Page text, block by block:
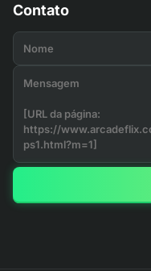
Contato